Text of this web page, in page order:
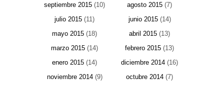
septiembre 2015 (10) agosto 2015 (7)
julio 2015 (11) junio 2015(14)
mayo 2015 (18) abril 2015 (13)
marzo 2015 (14) febrero 2015 (13)
enero 2015 (14) diciembre 2014 (16)
noviembre 2014(9) octubre 2014 (7)